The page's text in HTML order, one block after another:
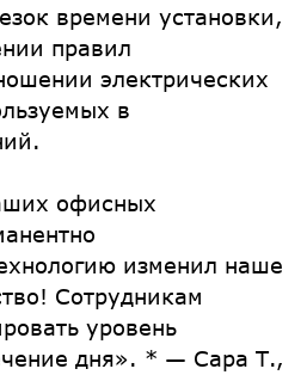
времени установки,
правил
электрических
в
офисных
изменил наше
Сотрудникам
уровень
дня». * — Сара Т.,